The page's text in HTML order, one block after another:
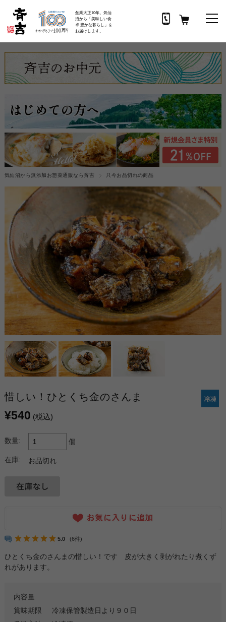
創業大正10年。気仙
沼から「美味しい食
卓 豊かな暮らし」を
お届けします。
気仙沼から無添加お惣菜通販なら斉吉 只今お品切れの商品
惜しい！ひとくち金のさんま
¥540 (税込)
数量: 個
在庫: お品切れ
5.0 (6件)
ひとくち金のさんまの惜しい！です 皮が大きく剥がれたり煮くず
れがあります。
内容量
賞味期限
冷凍保管製造日より９０日